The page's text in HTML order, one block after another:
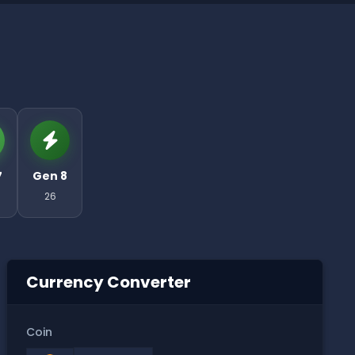
Gen 8
26
Currency Converter
Coin